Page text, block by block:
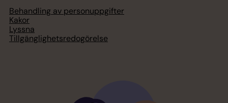
Behandling av personuppgifter
Kakor
Lyssna
Tillgänglighetsredogörelse